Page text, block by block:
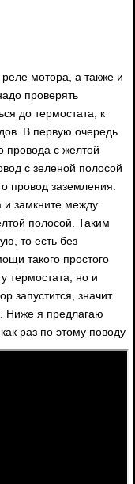
мотора, а также и
проверять
до термостата, к
В первую очередь
провода с желтой
с зеленой полосой
провод заземления.
и замкните между
полосой. Таким
то есть без
такого простого
термостата, но и
запустится, значит
Ниже я предлагаю
раз по этому поводу